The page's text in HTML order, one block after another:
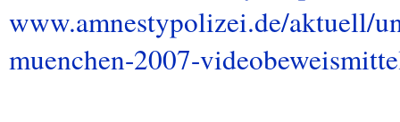
www.amnestypolizei.de/aktuell/
muenchen-2007-